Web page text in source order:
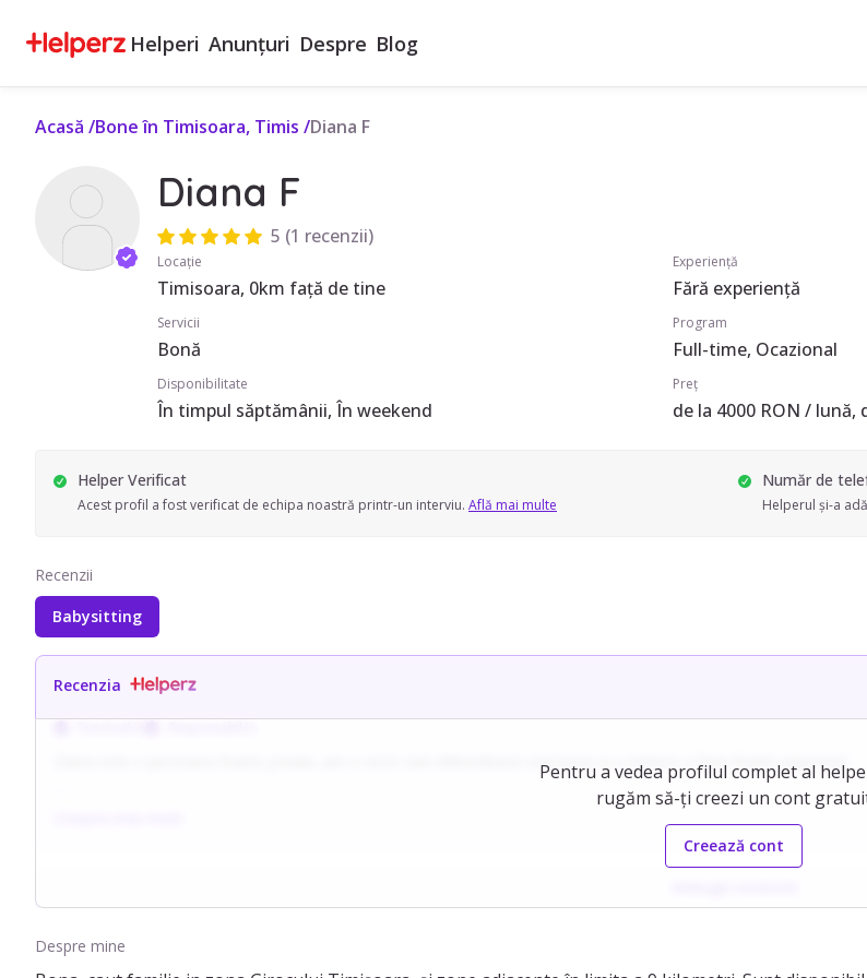
Helperi Anunțuri Despre Blog
Acasă /Bone în Timisoara, Timis /Diana F
Diana F
5 (1 recenzii)
Locație
Timisoara, 0km față de tine
Experiență
Fără experiență
Servicii
Bonă
Program
Full-time, Ocazional
Disponibilitate
În timpul săptămânii, În weekend
Preț
de la 4000 RON / lună,
Helper Verificat
Acest profil a fost verificat de echipa noastră printr-un interviu. Află mai multe
Număr de
Helperul și-a
Recenzii
Babysitting
Pentru a vedea profilul complet al
rugăm să-ți creezi un cont
Creează cont
Recenzia
Diana este o persoana foarte joviala, are o voce care debordeaza voie buna si o mimică a feței foarte expresivă.
Fostul ei job a fost de business account administrator, lucra cu cifre si contracte si acesta i-a fost meseria timp
Este o persoană cu studii superioare, cu o etică a muncii deosebită, foarte stabilă și de bază, cunoaște 3 limbi
Isi doreste sa se implice in educatia unui copil si sa contribuie activ la dezvoltarea acestuia, fiind dispusa sa invete
Despre mine